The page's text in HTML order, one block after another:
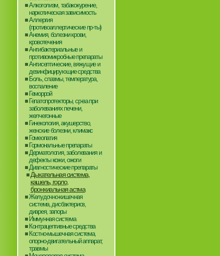
Алкоголизм, табакокурение,
наркотическая зависимость
Аллергия
(противоаллергические пр-ты)
Анемия, болезни крови,
кровотечения
Антибактериальные и
противомикробные препараты
Антисептические, вяжущие и
дезинфицирующие средства
Боль, спазмы, температура,
воспаление
Геморрой
Гепатопротекторы, ср-ва при
заболеваниях печени,
желчегонные
Гинекология, акушерство,
женские болезни, климакс
Гомеопатия
Гормональные препараты
Дерматология, заболевания и
дефекты кожи, ожоги
Диагностические препараты
Дыхательная система,
кашель, горло,
бронхиальная астма
Желудочно-кишечная
система, дисбактериоз,
диарея, запоры
Иммунная система
Контрацептивные средства
Костно-мышечная система,
опорно-двигательный аппарат,
травмы